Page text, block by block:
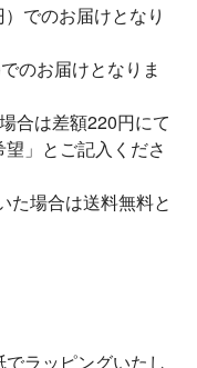
でのお届けとなり
のお届けとなりま
合は差額220円にて
」とご記入くださ
た場合は送料無料と
ラッピングいたし